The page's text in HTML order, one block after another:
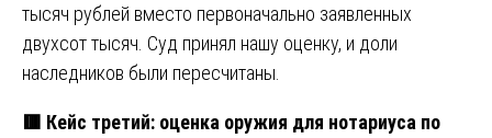
тысяч рублей вместо первоначально заявленных
двухсот тысяч. Суд принял нашу оценку, и доли
наследников были пересчитаны.
🟥 Кейс третий: оценка оружия для нотариуса по